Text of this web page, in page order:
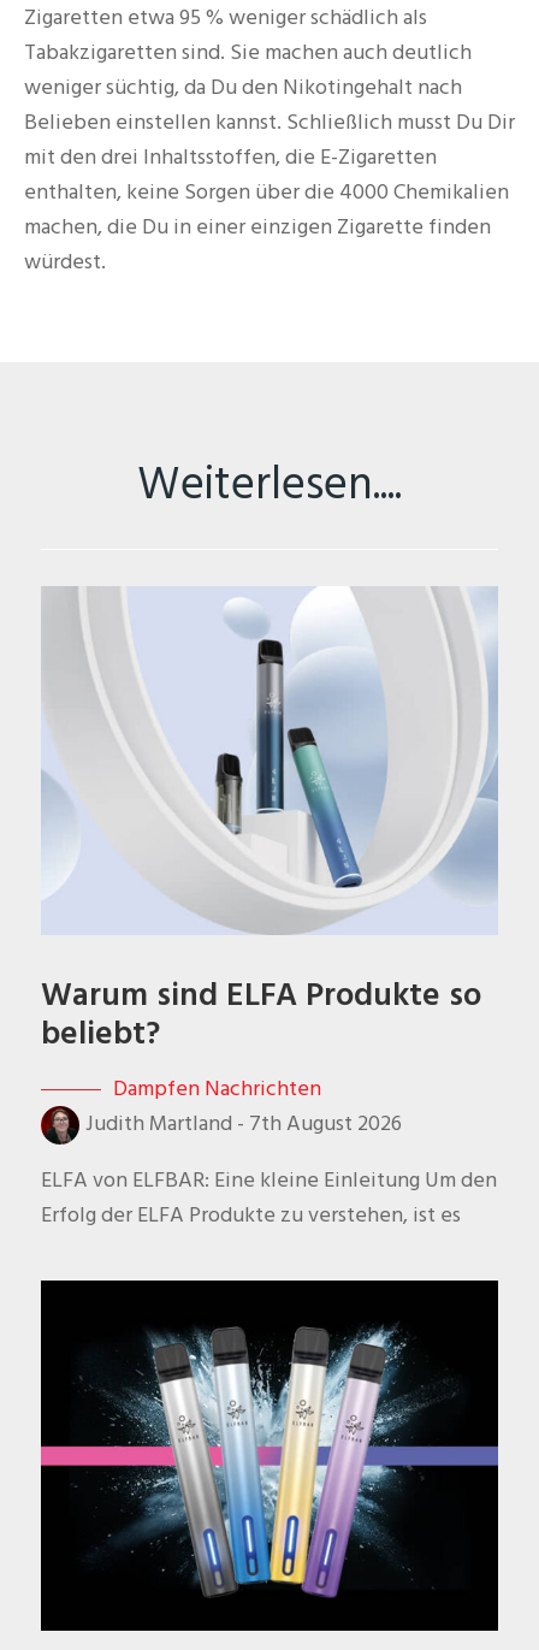
Zigaretten etwa 95 % weniger schädlich als
Tabakzigaretten sind. Sie machen auch deutlich
weniger süchtig, da Du den Nikotingehalt nach
Belieben einstellen kannst. Schließlich musst Du Dir
mit den drei Inhaltsstoffen, die E-Zigaretten
enthalten, keine Sorgen über die 4000 Chemikalien
machen, die Du in einer einzigen Zigarette finden
würdest.
Weiterlesen....
Warum sind ELFA Produkte so
beliebt?
Dampfen Nachrichten
Judith Martland - 7th August 2026
ELFA von ELFBAR: Eine kleine Einleitung Um den
Erfolg der ELFA Produkte zu verstehen, ist es